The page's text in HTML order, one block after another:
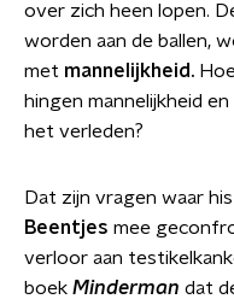
over zich heen lopen.
worden aan de ballen,
met mannelijkheid.
hingen mannelijkheid en
het verleden?
Dat zijn vragen waar
Beentjes mee
verloor aan
boek Minderman dat